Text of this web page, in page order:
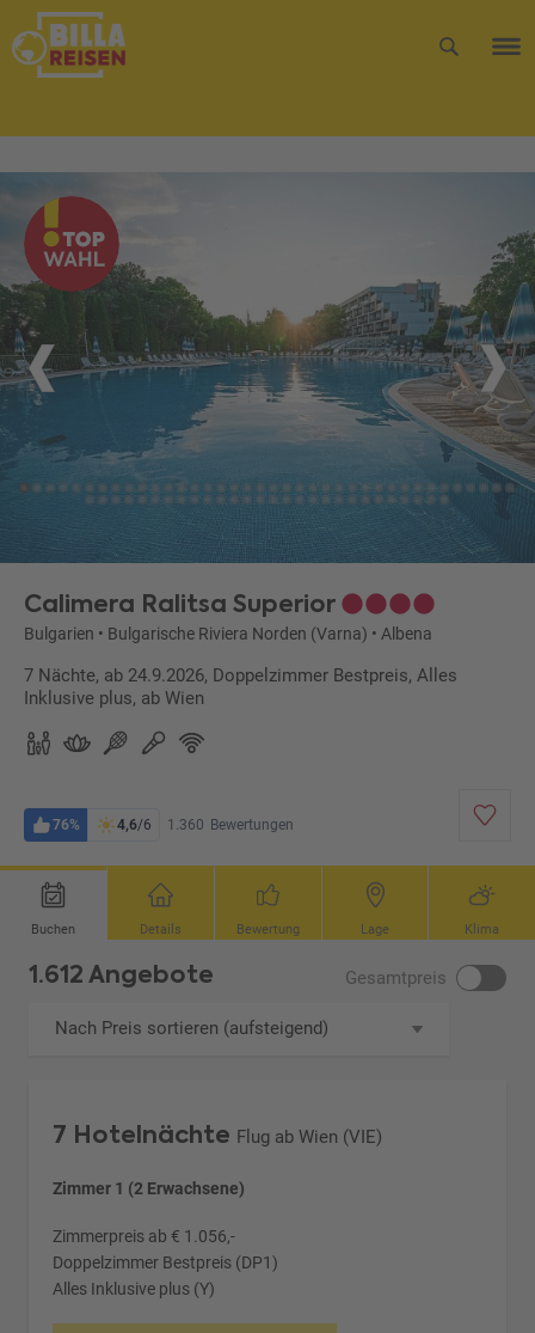
Calimera Ralitsa Superior
Bulgarien • Bulgarische Riviera Norden (Varna) • Albena
7 Nächte, ab 24.9.2026, Doppelzimmer Bestpreis, Alles
Inklusive plus, ab Wien
76% 4,6/6 1.360 Bewertungen
Buchen Details Bewertung Lage Klima
1.612 Angebote Gesamtpreis
Nach Preis sortieren (aufsteigend)
7 Hotelnächte Flug ab Wien (VIE)
Zimmer 1 (2 Erwachsene)
Zimmerpreis ab € 1.056,-
Doppelzimmer Bestpreis (DP1)
Alles Inklusive plus (Y)